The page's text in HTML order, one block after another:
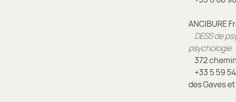
ANCIBURE
DESS de
psychologie
372
+33 559
des Gaves